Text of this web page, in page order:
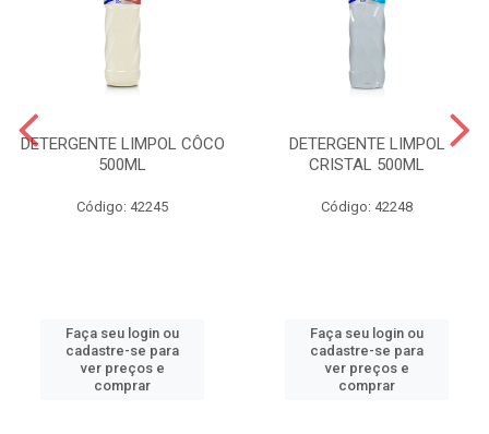
DETERGENTE LIMPOL CÔCO
500ML
Código: 42245
Faça seu login ou
cadastre-se para
ver preços e
comprar
DETERGENTE LIMPOL
CRISTAL 500ML
Código: 42248
Faça seu login ou
cadastre-se para
ver preços e
comprar